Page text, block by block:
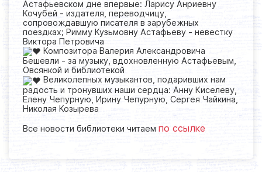
Астафьевском дне впервые: Ларису Анриевну
Кочубей - издателя, переводчицу,
сопровождавшую писателя в зарубежных
поездках; Римму Кузьмовну Астафьеву - невестку
Виктора Петровича
Композитора Валерия Александровича
Бешевли - за музыку, вдохновленную Астафьевым,
Овсянкой и библиотекой
Великолепных музыкантов, подаривших нам
радость и тронувших наши сердца: Анну Киселеву,
Елену Чепурную, Ирину Чепурную, Сергея Чайкина,
Николая Козырева
Все новости библиотеки читаем по ссылке